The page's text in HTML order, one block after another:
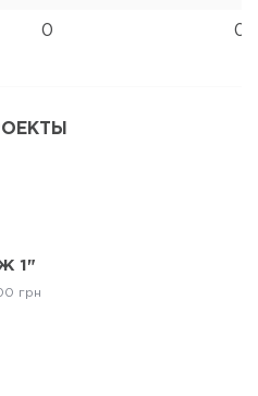
0 0
1"
грн